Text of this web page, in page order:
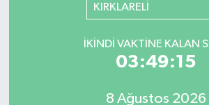
KIRKLARELİ
İKINDI VAKTINE KALAN
03:49:15
8 Ağustos 2026
Tüm Manşetler
Son Dakika Haberleri